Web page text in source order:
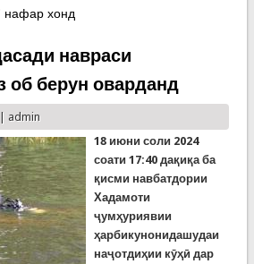
Кумитаи ҳолатҳои фавқулодда аз
ва ғарби ВМКБ
нафар хонд
навраси
об берун оварданд
admin
18 июни соли 2024
соати 17:40 дақиқа ба
қисми навбатдории
Хадамоти
ҷумҳуриявии
ҳарбикунонидашудаи
наҷотдиҳии кӯҳӣ дар